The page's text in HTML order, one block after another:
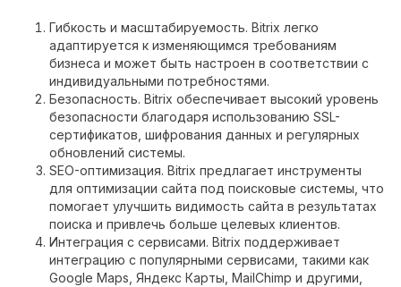
Гибкость и масштабируемость. Bitrix легко
адаптируется к изменяющимся требованиям
бизнеса и может быть настроен в соответствии с
индивидуальными потребностями.
Безопасность. Bitrix обеспечивает высокий уровень
безопасности благодаря использованию SSL-
сертификатов, шифрования данных и регулярных
обновлений системы.
SEO-оптимизация. Bitrix предлагает инструменты
для оптимизации сайта под поисковые системы, что
помогает улучшить видимость сайта в результатах
поиска и привлечь больше целевых клиентов.
Интеграция с сервисами. Bitrix поддерживает
интеграцию с популярными сервисами, такими как
Google Maps, Яндекс Карты, MailChimp и другими,